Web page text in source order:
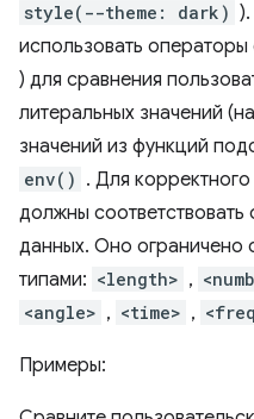
style(--theme: dark)
использовать операторы
) для сравнения
литеральных значений
значений из функций
env() . Для
должны
данных. Оно
типами: <length> ,
<angle> , <time> ,
Примеры: